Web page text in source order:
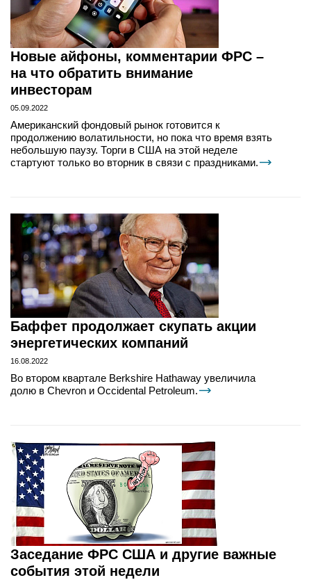
Новые айфоны, комментарии ФРС –
на что обратить внимание
инвесторам
05.09.2022
Американский фондовый рынок готовится к
продолжению волатильности, но пока что время взять
небольшую паузу. Торги в США на этой неделе
стартуют только во вторник в связи с праздниками.
Баффет продолжает скупать акции
энергетических компаний
16.08.2022
Во втором квартале Berkshire Hathaway увеличила
долю в Chevron и Occidental Petroleum.
Заседание ФРС США и другие важные
события этой недели